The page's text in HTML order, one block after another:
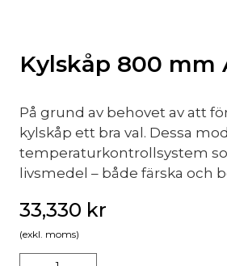
Kylskåp 800 mm
På grund av behovet av att
kylskåp ett bra val. Dessa
temperaturkontrollsystem
livsmedel – både färska och
33,330 kr
(exkl. moms)